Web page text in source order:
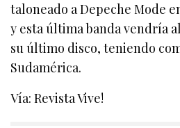
taloneado a Depeche Mode
y esta última banda vendría
su último disco, teniendo
Sudamérica.
Vía: Revista Vive!